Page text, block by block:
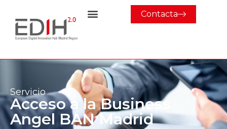
Contacta
Servicio
Acceso a la Business
Angel BAN Madrid